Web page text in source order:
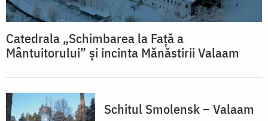
Catedrala „Schimbarea la Față a
Mântuitorului” și incinta Mănăstirii Valaam
Schitul Smolensk – Valaam